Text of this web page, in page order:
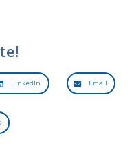
LinkedIn Email